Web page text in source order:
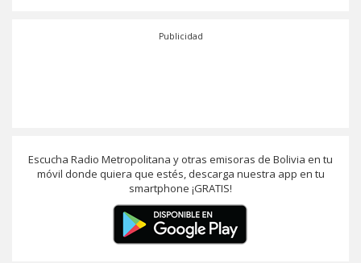
Publicidad
Escucha Radio Metropolitana y otras emisoras de Bolivia en tu
móvil donde quiera que estés, descarga nuestra app en tu
smartphone ¡GRATIS!